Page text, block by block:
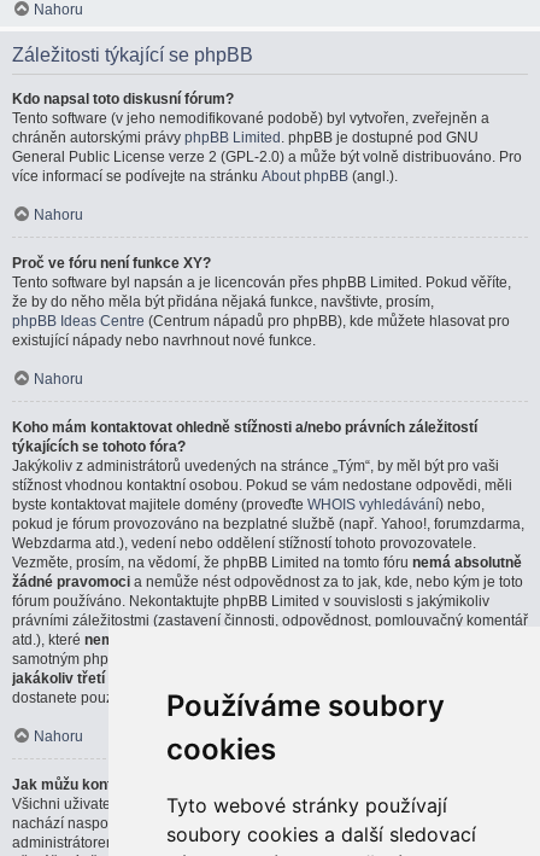
Používáme soubory
cookies
Tyto webové stránky používají
soubory cookies a další sledovací
Nahoru
Záležitosti týkající se phpBB
Kdo napsal toto diskusní fórum?
Tento software (v jeho nemodifikované podobě) byl vytvořen, zveřejněn a
chráněn autorskými právy phpBB Limited . phpBB je dostupné pod GNU
General Public License verze 2 (GPL-2.0) a může být volně distribuováno. Pro
více informací se podívejte na stránku About phpBB (angl.).
Nahoru
Proč ve fóru není funkce XY?
Tento software byl napsán a je licencován přes phpBB Limited. Pokud věříte,
že by do něho měla být přidána nějaká funkce, navštivte, prosím,
phpBB Ideas Centre (Centrum nápadů pro phpBB), kde můžete hlasovat pro
existující nápady nebo navrhnout nové funkce.
Nahoru
Koho mám kontaktovat ohledně stížnosti a/nebo právních záležitostí
týkajících se tohoto fóra?
Jakýkoliv z administrátorů uvedených na stránce „Tým“, by měl být pro vaši
stížnost vhodnou kontaktní osobou. Pokud se vám nedostane odpovědi, měli
byste kontaktovat majitele domény (proveďte WHOIS vyhledávání) nebo,
pokud je fórum provozováno na bezplatné službě (např. Yahoo!, forumzdarma,
Webzdarma atd.), vedení nebo oddělení stížností tohoto provozovatele.
Vezměte, prosím, na vědomí, že phpBB Limited na tomto fóru nemá absolutně
žádné pravomoci a nemůže nést odpovědnost za to jak, kde, nebo kým je toto
fórum používáno. Nekontaktujte phpBB Limited v souvislosti s jakýmikoliv
právními záležitostmi (zastavení činnosti, odpovědnost, pomlouvačný komentář
atd.), které nemají přímou souvislost
samotným phpBB softwarem. Pokud pošlete email phpBB Limited týkající se
jakákoliv třetí strany
dostanete pouze strohou, nebo vůbec žádnou odpověď.
Nahoru
Jak můžu kontaktovat administrátora fóra?
Všichni uživatelé fóra můžou použít formulář „Kontaktujte nás“, který se
nachází naspodu všech stránek, pokud je tato možnost povolena
administrátorem fóra.